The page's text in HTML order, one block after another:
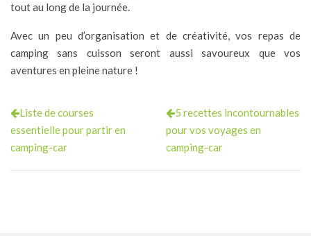
tout au long de la journée.
Avec un peu d’organisation et de créativité, vos repas de
camping sans cuisson seront aussi savoureux que vos
aventures en pleine nature !
Liste de courses
essentielle pour partir en
camping-car
5 recettes incontournables
pour vos voyages en
camping-car